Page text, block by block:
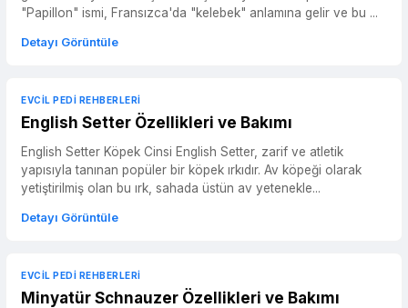
"Papillon" ismi, Fransızca'da "kelebek" anlamına gelir ve bu ...
Detayı Görüntüle
EVCIL PEDI REHBERLERI
English Setter Özellikleri ve Bakımı
English Setter Köpek Cinsi English Setter, zarif ve atletik
yapısıyla tanınan popüler bir köpek ırkıdır. Av köpeği olarak
yetiştirilmiş olan bu ırk, sahada üstün av yetenekle...
Detayı Görüntüle
EVCIL PEDI REHBERLERI
Minyatür Schnauzer Özellikleri ve Bakımı